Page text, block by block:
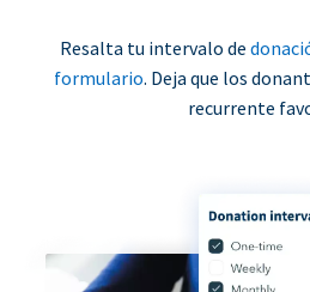
Resalta tu intervalo de
formulario. Deja que los
recurrente